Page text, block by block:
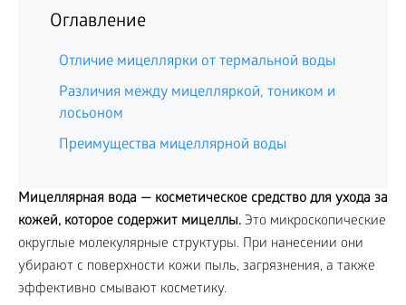
Оглавление
Отличие мицеллярки от термальной воды
Различия между мицелляркой, тоником и
лосьоном
Преимущества мицеллярной воды
Мицеллярная вода — косметическое средство для ухода за
кожей, которое содержит мицеллы. Это микроскопические
округлые молекулярные структуры. При нанесении они
убирают с поверхности кожи пыль, загрязнения, а также
эффективно смывают косметику.